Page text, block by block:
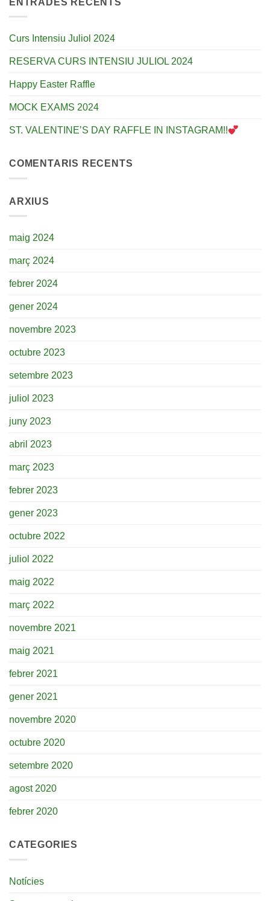
Curs Intensiu Juliol 2024
RESERVA CURS INTENSIU JULIOL 2024
Happy Easter Raffle
MOCK EXAMS 2024
ST. VALENTINE’S DAY RAFFLE IN INSTAGRAM!!
COMENTARIS RECENTS
ARXIUS
maig 2024
març 2024
febrer 2024
gener 2024
novembre 2023
octubre 2023
setembre 2023
juliol 2023
juny 2023
abril 2023
març 2023
febrer 2023
gener 2023
octubre 2022
juliol 2022
maig 2022
març 2022
novembre 2021
maig 2021
febrer 2021
gener 2021
novembre 2020
octubre 2020
setembre 2020
agost 2020
febrer 2020
CATEGORIES
Notícies